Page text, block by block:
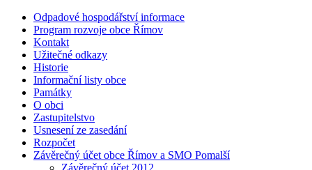
Odpadové hospodářství informace
Program rozvoje obce Římov
Kontakt
Užitečné odkazy
Historie
Informační listy obce
Památky
O obci
Zastupitelstvo
Usnesení ze zasedání
Rozpočet
Závěrečný účet obce Římov a SMO Pomalší
Závěrečný účet 2012